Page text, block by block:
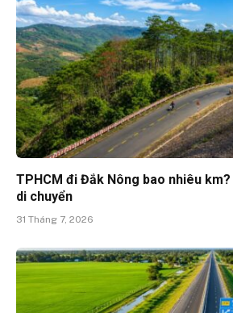
TPHCM đi Đắk Nông bao nhiêu
di chuyển
31 Tháng 7, 2026